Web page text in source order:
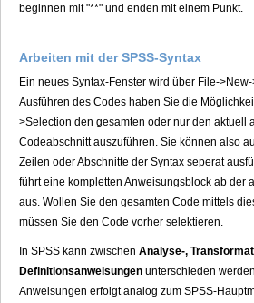
beginnen mit "**" und enden mit einem Punkt.
Arbeiten mit der SPSS-Syntax
Ein neues Syntax-Fenster wird über File-
Ausführen des Codes haben Sie die
>Selection den gesamten oder nur den aktuell
Codeabschnitt auszuführen. Sie können also
Zeilen oder Abschnitte der Syntax seperat
führt eine kompletten Anweisungsblock ab der
aus. Wollen Sie den gesamten Code mittels
müssen Sie den Code vorher selektieren.
In SPSS kann zwischen Analyse-,
Definitionsanweisungen unterschieden
Anweisungen erfolgt analog zum SPSS-